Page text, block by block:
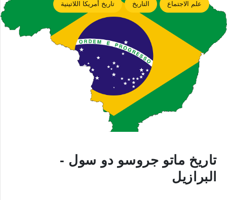
علم الاجتماع التاريخ تاريخ أمريكا اللاتينية
تاريخ ماتو جروسو دو سول -
البرازيل